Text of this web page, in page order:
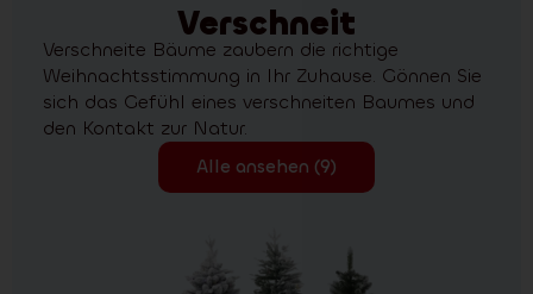
Verschneit
Verschneite Bäume zaubern die richtige
Weihnachtsstimmung in Ihr Zuhause. Gönnen Sie
sich das Gefühl eines verschneiten Baumes und
den Kontakt zur Natur.
Alle ansehen (9)